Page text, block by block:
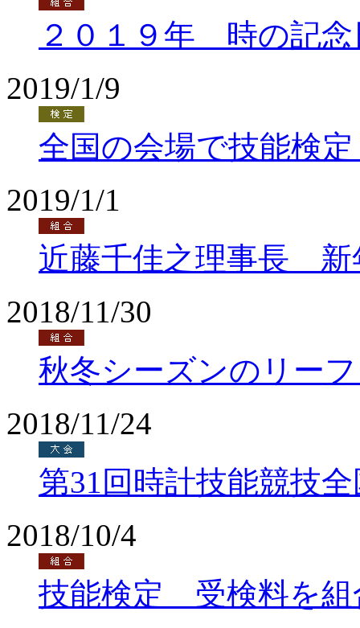
２０１９年 時の記
2019/1/9
全国の会場で技能検
2019/1/1
近藤千佳之理事長 新
2018/11/30
秋冬シーズンのリー
2018/11/24
第31回時計技能競技
2018/10/4
技能検定 受検料を組